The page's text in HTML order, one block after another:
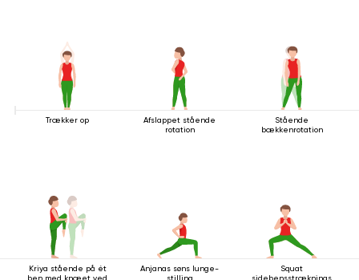
Trækker op
Afslappet stående
rotation
Stående
bækkenrotation
Kriya stående på ét
ben med knæet ved
Anjanas søns lunge-
stilling
Squat
sidebensstrækningsstilling